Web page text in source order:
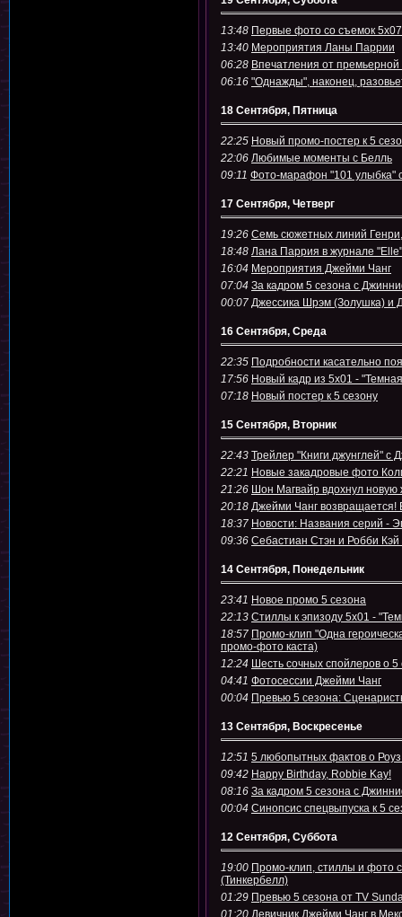
13:48 Первые фото со съемок 5х07
13:40 Мероприятия Ланы Паррии
06:28 Впечатления от
06:16 "Однажды", наконец,
18 Сентября, Пятница
22:25 Новый промо-постер к 5
22:06 Любимые моменты с Белль
09:11 Фото-марафон "101 улыбка"
17 Сентября, Четверг
19:26 Семь сюжетных линий
18:48 Лана Паррия в журнале "Elle"
16:04 Мероприятия Джейми Чанг
07:04 За кадром 5 сезона с
00:07 Джессика Шрэм (Золушка) и
16 Сентября, Среда
22:35 Подробности касательно
17:56 Новый кадр из 5х01 -
07:18 Новый постер к 5 сезону
15 Сентября, Вторник
22:43 Трейлер "Книги джунглей" с
22:21 Новые закадровые фото
21:26 Шон Магвайр вдохнул новую
20:18 Джейми Чанг
18:37 Новости: Названия серий -
09:36 Себастиан Стэн и Робби Кэй
14 Сентября, Понедельник
23:41 Новое промо 5 сезона
22:13 Стиллы к эпизоду 5х01 -
18:57 Промо-клип "Одна
промо-фото каста)
12:24 Шесть сочных спойлеров о 5
04:41 Фотосессии Джейми Чанг
00:04 Превью 5 сезона:
13 Сентября, Воскресенье
12:51 5 любопытных фактов о
09:42 Happy Birthday, Robbie Kay!
08:16 За кадром 5 сезона с
00:04 Синопсис спецвыпуска к 5
12 Сентября, Суббота
19:00 Промо-клип, стиллы и фото
(Тинкербелл)
01:29 Превью 5 сезона от TV
01:20 Девичник Джейми Чанг в